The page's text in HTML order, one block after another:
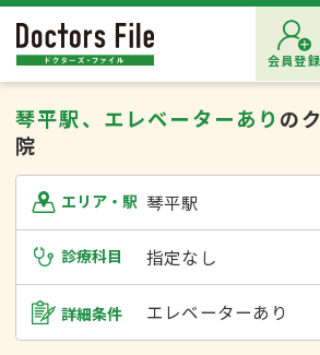
会員登録
琴平駅、エレベーターあり の
院
エリア・駅 琴平駅
診療科目 指定なし
詳細条件 エレベーターあり